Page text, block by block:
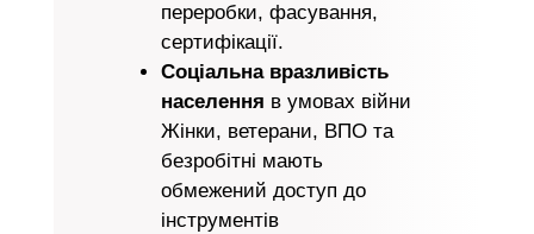
переробки, фасування,
сертифікації.
Соціальна вразливість
населення в умовах війни
Жінки, ветерани, ВПО та
безробітні мають
обмежений доступ до
інструментів